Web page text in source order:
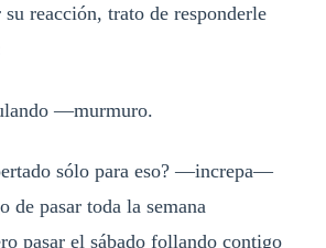
reacción, trato de responderle
—murmuro.
sólo para eso? —increpa—
de pasar toda la semana
pasar el sábado follando contigo